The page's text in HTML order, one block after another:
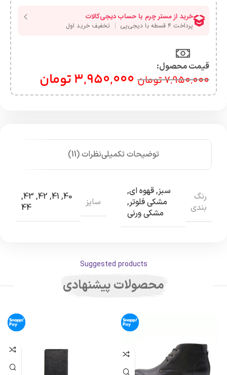
قیمت محصول:​
7,950,000تومان 3,950,000تومان
توضیحات تکمیلینظرات (11)
رنگ
بندی
سبز,قهوه ای,
مشکی فلوتر,
مشکی ورنی
سایز 40
,
41
,
42
,
43
,
44
Suggested products
محصولات پیشنهادی